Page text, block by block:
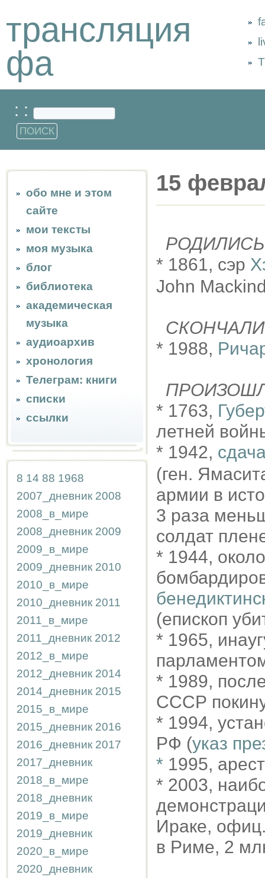
трансляция
фа
: :
обо мне и этом
сайте
мои тексты
моя музыка
блог
библиотека
академическая
музыка
аудиоархив
хронология
Телеграм: книги
списки
ссылки
8 14 88 1968
2007_дневник 2008
2008_в_мире
2008_дневник 2009
2009_в_мире
2009_дневник 2010
2010_в_мире
2010_дневник 2011
2011_в_мире
2011_дневник 2012
2012_в_мире
2012_дневник 2014
2014_дневник 2015
2015_в_мире
2015_дневник 2016
2016_дневник 2017
2017_дневник
2018_в_мире
2018_дневник
2019_в_мире
2019_дневник
2020_в_мире
2020_дневник
15
РОДИЛИСЬ
* 1861, сэр
John
* 1988,
* 1763,
летней
* 1942,
(ген.
армии в
3 раза
солдат
* 1944,
(епископ
* 1965,
* 1989,
СССР
* 1994,
РФ (указ
* 1995,
* 2003,
Ираке,
в Риме, 2